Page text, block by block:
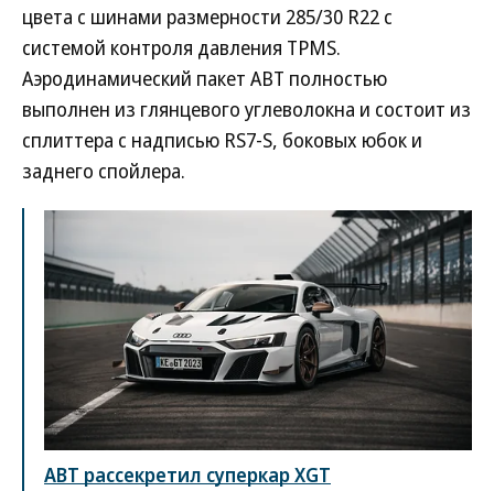
цвета с шинами размерности 285/30 R22 с
системой контроля давления TPMS.
Аэродинамический пакет ABT полностью
выполнен из глянцевого углеволокна и состоит из
сплиттера с надписью RS7-S, боковых юбок и
заднего спойлера.
ABT рассекретил суперкар XGT